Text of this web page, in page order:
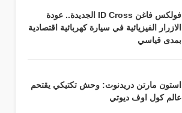
فولكس فاغن ID Cross الجديدة.. عودة
الازرار الفيزيائية في سيارة كهربائية اقتصادية
بمدى قياسي
استون مارتن دريدنوت: وحش تكتيكي يقتحم
عالم كول اوف ديوتي